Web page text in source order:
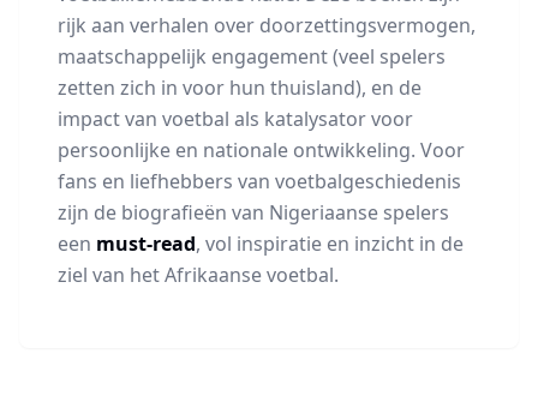
rijk aan verhalen over doorzettingsvermogen,
maatschappelijk engagement (veel spelers
zetten zich in voor hun thuisland), en de
impact van voetbal als katalysator voor
persoonlijke en nationale ontwikkeling. Voor
fans en liefhebbers van voetbalgeschiedenis
zijn de biografieën van Nigeriaanse spelers
een must-read, vol inspiratie en inzicht in de
ziel van het Afrikaanse voetbal.